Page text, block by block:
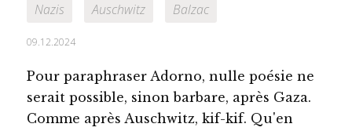
Nazis Auschwitz Balzac
09.12.2024
Pour paraphraser Adorno, nulle poésie ne
serait possible, sinon barbare, après Gaza.
Comme après Auschwitz, kif-kif. Qu'en